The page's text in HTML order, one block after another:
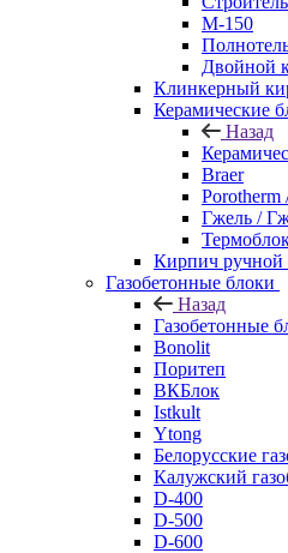
М-150
Двойной
Клинкерный
Керамические
Назад
Braer
Гжель /
Кирпич ручной
Газобетонные блоки
Назад
Газобетонные
Bonolit
Поритеп
ВКБлок
Istkult
Ytong
Белорусские
Калужский
D-400
D-500
D-600